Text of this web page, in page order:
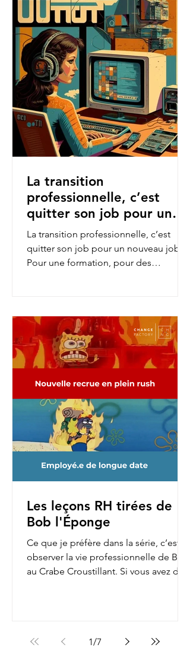
La transition
professionnelle, c’est
quitter son job pour un
nouveau job.
La transition professionnelle, c’est
quitter son job pour un nouveau job.
Pour une formation, pour des
Les leçons RH tirées de
Bob l'Éponge
Ce que je préfère dans la série, c’est
observer la vie professionnelle de Bob
au Crabe Croustillant. Si vous avez déjà
1/7